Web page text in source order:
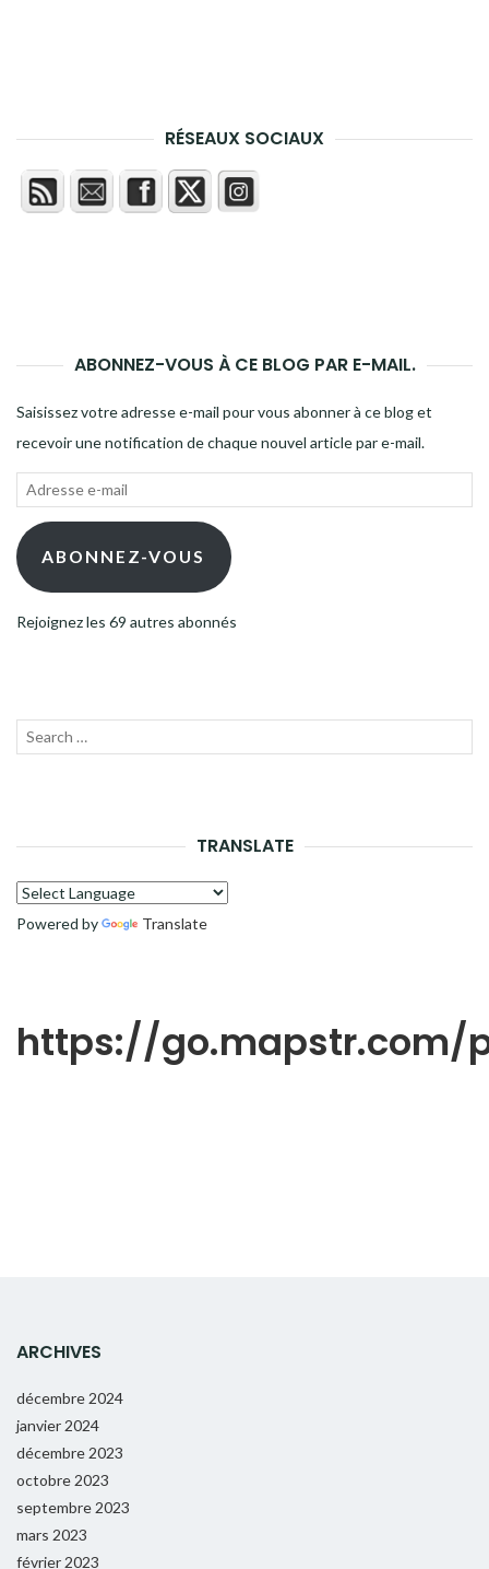
RÉSEAUX SOCIAUX
ABONNEZ-VOUS À CE BLOG PAR E-MAIL.
Saisissez votre adresse e-mail pour vous abonner à ce blog et
recevoir une notification de chaque nouvel article par e-mail.
Adresse
mail ABONNEZ-VOUS
Rejoignez les 69 autres abonnés
Recherche
TRANSLATE
Powered by Translate
https://go.mapstr.com/
ARCHIVES
décembre 2024
janvier 2024
décembre 2023
octobre 2023
septembre 2023
mars 2023
février 2023